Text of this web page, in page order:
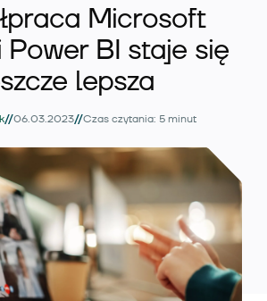
Microsoft
Power BI staje się
lepsza
//06.03.2023//Czas czytania: 5 minut